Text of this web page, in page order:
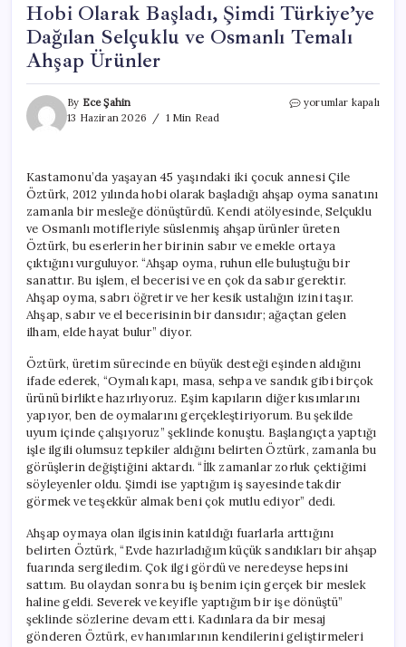
Hobi Olarak Başladı, Şimdi Türkiye’ye
Dağılan Selçuklu ve Osmanlı Temalı
Ahşap Ürünler
By Ece Şahin
13 Haziran 2026
1 Min Read
Hobi
Dağılan
Selçuklu
ve
Osmanlı
Temalı
Ahşap
Ürünler
için
yorumlar kapalı
Kastamonu’da yaşayan 45 yaşındaki iki çocuk annesi Çile
Öztürk, 2012 yılında hobi olarak başladığı ahşap oyma sanatını
zamanla bir mesleğe dönüştürdü. Kendi atölyesinde, Selçuklu
ve Osmanlı motifleriyle süslenmiş ahşap ürünler üreten
Öztürk, bu eserlerin her birinin sabır ve emekle ortaya
çıktığını vurguluyor. “Ahşap oyma, ruhun elle buluştuğu bir
sanattır. Bu işlem, el becerisi ve en çok da sabır gerektir.
Ahşap oyma, sabrı öğretir ve her kesik ustalığın izini taşır.
Ahşap, sabır ve el becerisinin bir dansıdır; ağaçtan gelen
ilham, elde hayat bulur” diyor.
Öztürk, üretim sürecinde en büyük desteği eşinden aldığını
ifade ederek, “Oymalı kapı, masa, sehpa ve sandık gibi birçok
ürünü birlikte hazırlıyoruz. Eşim kapıların diğer kısımlarını
yapıyor, ben de oymalarını gerçekleştiriyorum. Bu şekilde
uyum içinde çalışıyoruz” şeklinde konuştu. Başlangıçta yaptığı
işle ilgili olumsuz tepkiler aldığını belirten Öztürk, zamanla bu
görüşlerin değiştiğini aktardı. “İlk zamanlar zorluk çektiğimi
söyleyenler oldu. Şimdi ise yaptığım iş sayesinde takdir
görmek ve teşekkür almak beni çok mutlu ediyor” dedi.
Ahşap oymaya olan ilgisinin katıldığı fuarlarla arttığını
belirten Öztürk, “Evde hazırladığım küçük sandıkları bir ahşap
fuarında sergiledim. Çok ilgi gördü ve neredeyse hepsini
sattım. Bu olaydan sonra bu iş benim için gerçek bir meslek
haline geldi. Severek ve keyifle yaptığım bir işe dönüştü”
şeklinde sözlerine devam etti. Kadınlara da bir mesaj
gönderen Öztürk, ev hanımlarının kendilerini geliştirmeleri